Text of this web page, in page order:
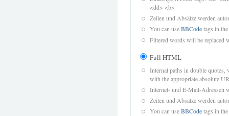
<dd> <b>
Zeilen und Absätze werden
You can useBBCodetags in
Filtered words will be replaced
Full HTML
Internal paths in double quotes,
with the appropriate absolute
Internet- und E-Mail-Adressen
Zeilen und Absätze werden
You can useBBCodetags in